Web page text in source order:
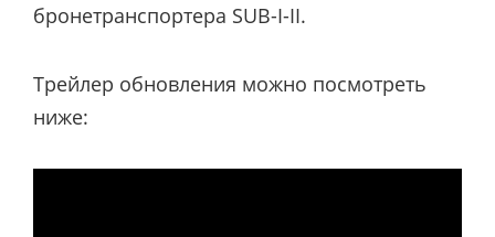
бронетранспортера SUB-I-II.
Трейлер обновления можно посмотреть
ниже: